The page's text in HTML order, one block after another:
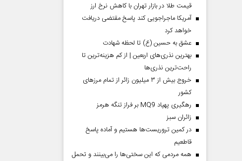
قیمت طلا در بازار تهران با کاهش نرخ ارز
آمریکا ماجراجویی کند پاسخ مقتضی دریافت
خواهد کرد
عشق به حسین (ع) تا لحظه شهادت
بهترین نذری‌های اربعین | از کم هزینه‌ترین تا
راحت‌ترین نذری‌ها
خروج بیش از ۳ میلیون زائر از تمام مرز‌های
کشور
رهگیری پهپاد MQ9 بر فراز تنگه هرمز
‌زائران سبز
در کمین تروریست‌ها هستیم و آماده پاسخ
قاطعیم
همه مردمی که این سختی‌ها را می‌بینند و تحمل